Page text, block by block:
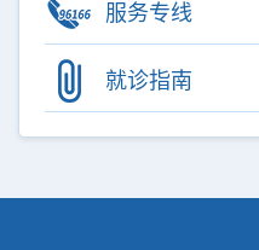
服务专线
就诊指南